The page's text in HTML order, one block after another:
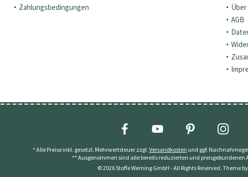
Zahlungsbedingungen
Über
AGB
* Alle Preise inkl. gesetzl. Mehrwertsteuer zzgl. Versandkosten und ggf.
** Ausgenommen sind alle bereits reduzierten und preisgebundenen
© 2026 Stoffe Werning GmbH - All Rights Reserved. Theme by